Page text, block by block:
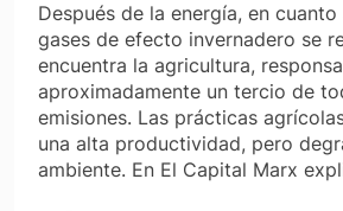
Después de la energía, en
gases de efecto invernadero se
encuentra la agricultura,
aproximadamente un tercio de
emisiones. Las prácticas
una alta productividad, pero
ambiente. En El Capital Marx